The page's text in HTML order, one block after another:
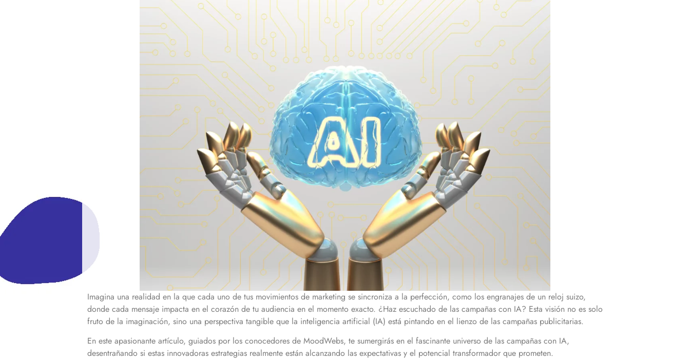
Imagina una realidad en la que cada uno de tus movimientos de marketing se sincroniza a la perfección, como los engranajes de un reloj suizo,
donde cada mensaje impacta en el corazón de tu audiencia en el momento exacto. ¿Haz escuchado de las campañas con IA? Esta visión no es solo
fruto de la imaginación, sino una perspectiva tangible que la inteligencia artificial (IA) está pintando en el lienzo de las campañas publicitarias.
En este apasionante artículo, guiados por los conocedores de MoodWebs, te sumergirás en el fascinante universo de las campañas con IA,
desentrañando si estas innovadoras estrategias realmente están alcanzando las expectativas y el potencial transformador que prometen.